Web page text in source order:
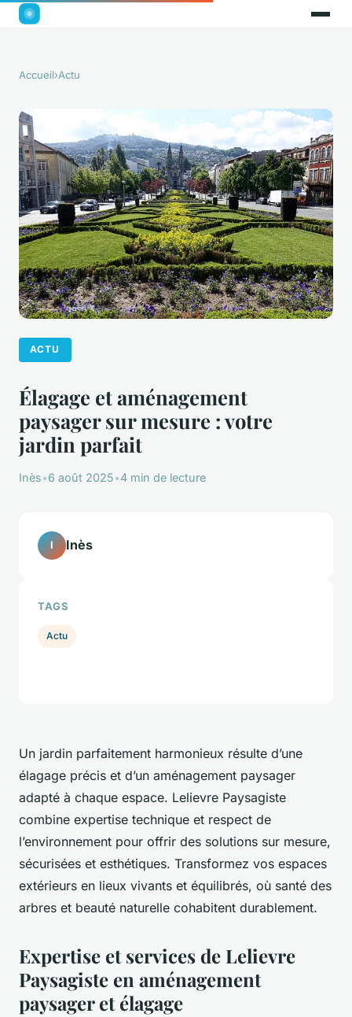
Accueil›Actu
ACTU
Élagage et aménagement
paysager sur mesure : votre
jardin parfait
Inès•6 août 2025•4 min de lecture
Un jardin parfaitement harmonieux résulte d’une
élagage précis et d’un aménagement paysager
adapté à chaque espace. Lelievre Paysagiste
combine expertise technique et respect de
l’environnement pour offrir des solutions sur mesure,
sécurisées et esthétiques. Transformez vos espaces
extérieurs en lieux vivants et équilibrés, où santé des
arbres et beauté naturelle cohabitent durablement.
Expertise et services de Lelievre
Paysagiste en aménagement
paysager et élagage
I Inès
TAGS
Actu